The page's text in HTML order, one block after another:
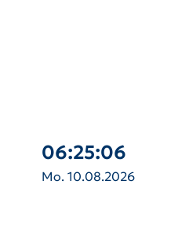
06:25:07
Mo. 10.08.2026